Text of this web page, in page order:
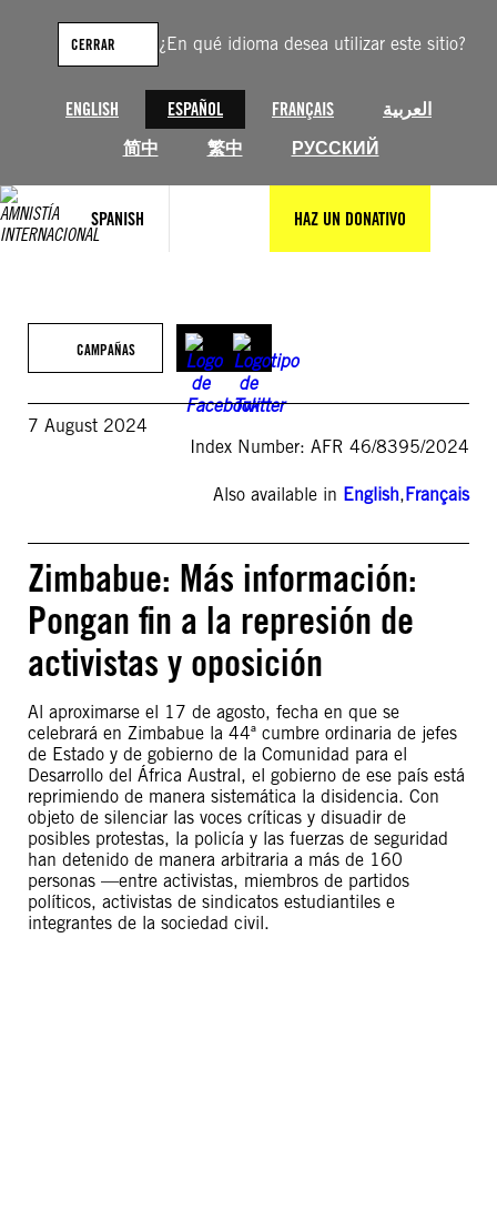
¿En qué idioma desea utilizar este sitio?
ENGLISH ESPAÑOL FRANÇAIS
العربية
简中
繁中 РУССКИЙ
CERRAR
SPANISH HAZ UN DONATIVO
contenido
CAMPAÑAS
7 August 2024
Index Number: AFR 46/8395/2024
Also available in English,Français
Zimbabue: Más información:
Pongan fin a la represión de
activistas y oposición
Al aproximarse el 17 de agosto, fecha en que se
celebrará en Zimbabue la 44ª cumbre ordinaria de jefes
de Estado y de gobierno de la Comunidad para el
Desarrollo del África Austral, el gobierno de ese país está
reprimiendo de manera sistemática la disidencia. Con
objeto de silenciar las voces críticas y disuadir de
posibles protestas, la policía y las fuerzas de seguridad
han detenido de manera arbitraria a más de 160
personas —entre activistas, miembros de partidos
políticos, activistas de sindicatos estudiantiles e
integrantes de la sociedad civil.